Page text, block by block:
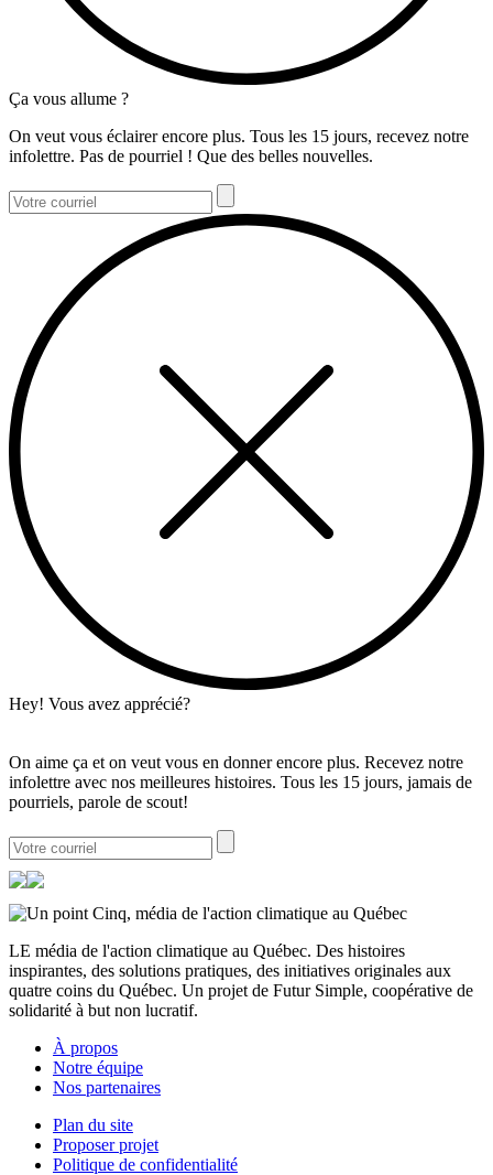
Ça vous allume ?
On veut vous éclairer encore plus. Tous les 15 jours, recevez notre
infolettre. Pas de pourriel ! Que des belles nouvelles.
Hey! Vous avez apprécié?
On aime ça et on veut vous en donner encore plus. Recevez notre
infolettre avec nos meilleures histoires. Tous les 15 jours, jamais de
pourriels, parole de scout!
LE média de l'action climatique au Québec. Des histoires
inspirantes, des solutions pratiques, des initiatives originales aux
quatre coins du Québec. Un projet de Futur Simple, coopérative de
solidarité à but non lucratif.
À propos
Notre équipe
Nos partenaires
Plan du site
Proposer projet
Politique de confidentialité